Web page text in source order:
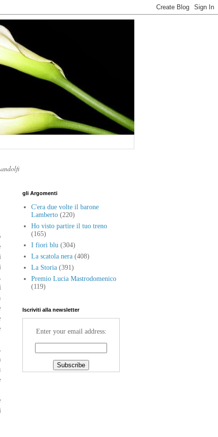
gli Argomenti
C'era due volte il barone
Lamberto (220)
Ho visto partire il tuo treno
(165)
I fiori blu (304)
La scatola nera (408)
La Storia (391)
Premio Lucia Mastrodomenico
(119)
Iscriviti alla newsletter
Enter your email address: